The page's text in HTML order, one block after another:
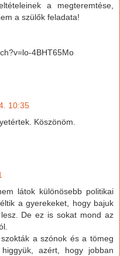
a megteremtése,
a szülők feladata!
4BHT65Mo
10:35
Köszönöm.
látok különösebb politikai
a gyerekeket, hogy bajuk
De ez is sokat mond az
a szónok és a tömeg
azért, hogy jobban